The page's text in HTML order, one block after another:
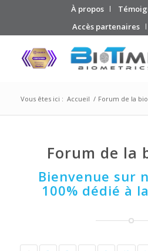
À propos
Accès partenaires
Vous êtes ici : Accueil / Forum de la
Forum de la
Bienvenue sur
100% dédié à